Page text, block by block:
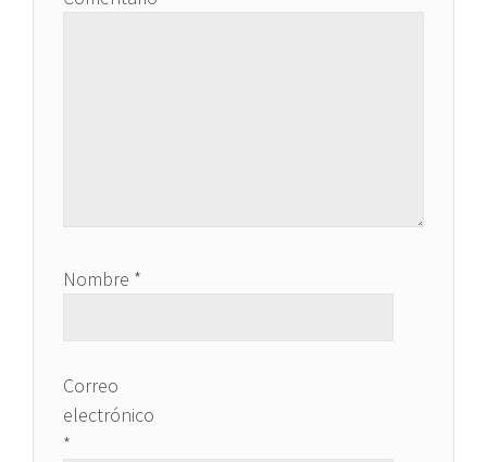
Nombre *
Correo
electrónico
*